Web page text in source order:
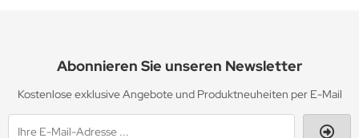
Abonnieren Sie unseren Newsletter
Kostenlose exklusive Angebote und Produktneuheiten per E-Mail